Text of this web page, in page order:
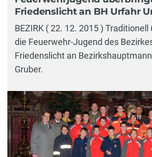
Friedenslicht an BH Urfahr
BEZIRK ( 22. 12. 2015 )
die Feuerwehr-Jugend des
Friedenslicht an Bezirkshauptmann
Gruber.